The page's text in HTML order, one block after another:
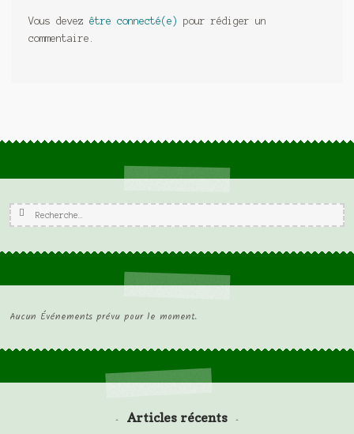
Vous devez être connecté(e)
pour rédiger un
commentaire.
Rechercher :
Aucun Événements prévu pour le moment.
Articles récents